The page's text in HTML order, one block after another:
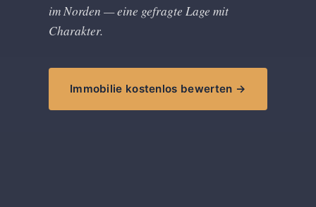
im Norden — eine gefragte Lage mit
Charakter.
Immobilie kostenlos bewerten →